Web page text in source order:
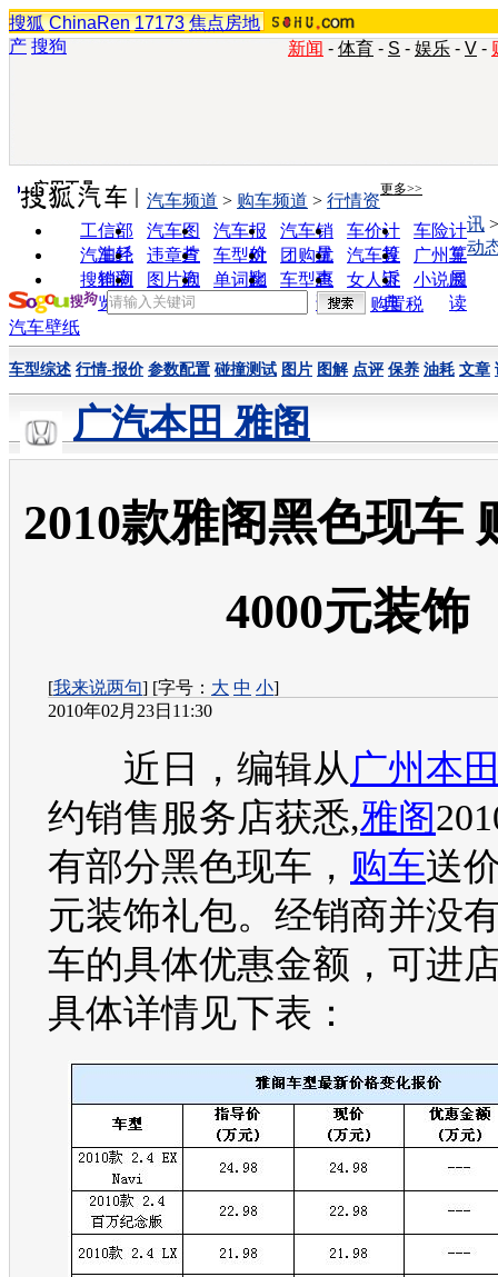
搜狐 ChinaRen 17173 焦点房地
产 搜狗 新闻 - 体育 - S - 娱乐 - V -
实用工具 更多>>
工信部
油耗
汽车图
片
汽车报
价
汽车销
量
车价计
算
车险计
算
汽车经
销商
违章查
询
车型对
比
团购优
惠
汽车投
诉
广州车
展
搜狗浏
览器
图片欣
赏
单词翻
车型查
询
女人宝
典
小说阅
读
汽车频道 > 购车频道 > 行情资
讯
动
购置税
汽车壁纸
车型综述 行情-报价 参数配置 碰撞测试 图片 图解 点评 保养 油耗 文章
广汽本田 雅阁
2010款雅阁黑色现车
4000元装饰
[我来说两句] [字号： 大 中 小]
2010年02月23日11:30
近日，编辑从 广州本
约销售服务店获悉,雅阁
有部分黑色现车， 购车送
元装饰礼包。经销商并没
车的具体优惠金额，可进
具体详情见下表：